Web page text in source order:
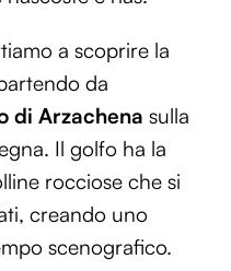
dei social media e per
inoltre
il nostro sito con i
analisi dei dati web,
potrebbero combinarle
loro o che hanno
servizi.
a scoprire la
da
di Arzachena sulla
Il golfo ha la
rocciose che si
creando uno
scenografico.